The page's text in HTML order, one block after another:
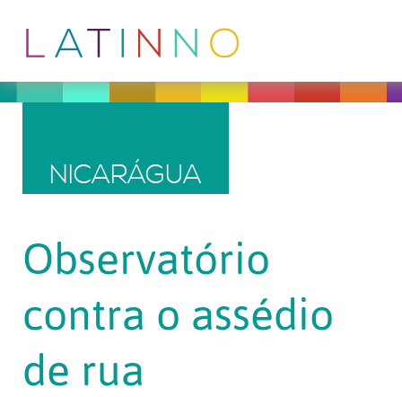
NICARÁGUA
Observatório
contra o assédio
de rua